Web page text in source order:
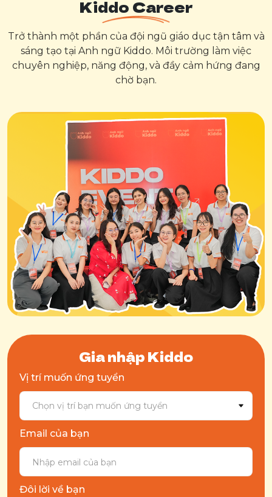
Kiddo Career
Trở thành một phần của đội ngũ giáo dục tận tâm và
sáng tạo tại Anh ngữ Kiddo. Môi trường làm việc
chuyên nghiệp, năng động, và đầy cảm hứng đang
chờ bạn.
Gia nhập Kiddo
Vị trí muốn ứng tuyển
Email của bạn
Đôi lời về bạn